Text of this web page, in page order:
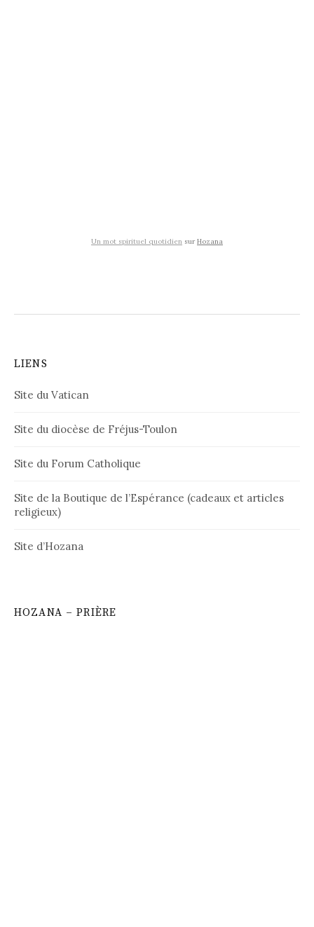
Un mot spirituel quotidien surHozana
LIENS
Site du Vatican
Site du diocèse de Fréjus-Toulon
Site du Forum Catholique
Site de la Boutique de l’Espérance (cadeaux et articles
religieux)
Site d’Hozana
HOZANA – PRIÈRE